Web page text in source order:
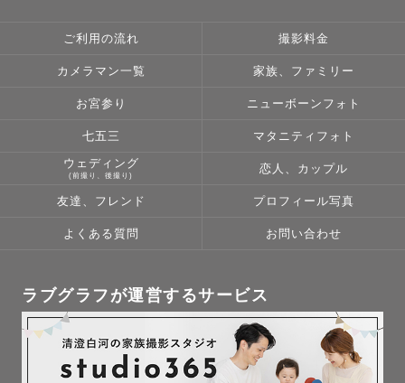
Lovegraph 社内QUATER AWARD 優秀賞 (フレンズ)
いつでも手軽に残せる時代だからこそ
写真好きなあなたも、苦手で乗り気じゃないあなたも。
「アルバムをめくる」「タイムカプセルを開ける」そんな
懐かしさや、
“そういえば久しぶりに写真みたけどやっぱいいなぁ”と
話すきっかけになれたらと思い、カメラマンの世界に入り
ご利用の流れ 撮影料金
カメラマン一覧 家族、ファミリー
お宮参り ニューボーンフォト
七五三 マタニティフォト
ウェディング
(前撮り、後撮り)
恋人、カップル
友達、フレンド プロフィール写真
よくある質問 お問い合わせ
ラブグラフが運営するサービス